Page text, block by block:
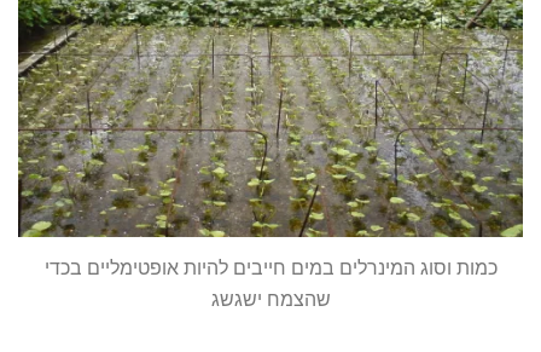
כמות וסוג המינרלים במים חייבים להיות אופטימליים בכדי
שהצמח ישגשג